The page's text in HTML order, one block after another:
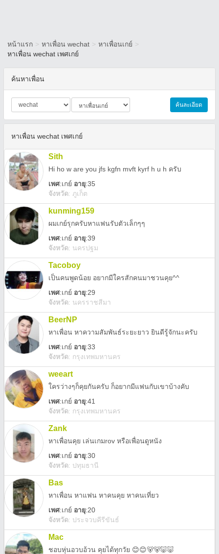
หน้าแรก > หาเพื่อน wechat > หาเพื่อนเกย์ >
หาเพื่อน wechat เพศเกย์
ค้นหาเพื่อน
ค้นละเอียด
หาเพื่อน wechat เพศเกย์
Sith
Hi ho w are you jfs kgfn mvft kyrf h u h ครับ
เพศ:เกย์ อายุ:35
จังหวัด: ภูเก็ต
kunming159
ผมเกย์รุกครับหาแฟนรับตัวเล็กๆๆ
เพศ:เกย์ อายุ:39
จังหวัด: นครปฐม
Tacoboy
เป็นคนพูดน้อย อยากมีใครสักคนมาชวนคุย^^
เพศ:เกย์ อายุ:29
จังหวัด: นครราชสีมา
BeerNP
หาเพื่อน หาความสัมพันธ์ระยะยาว ยินดีรู้จักนะครับ
เพศ:เกย์ อายุ:33
จังหวัด: กรุงเทพมหานคร
weeart
ใครว่างๆก็คุยกันครับ ก็อยากมีแฟนกับเขาบ้างคับ
เพศ:เกย์ อายุ:41
จังหวัด: กรุงเทพมหานคร
Zank
หาเพื่อนคุย เล่นเกมrov หรือเพื่อนดูหนัง
เพศ:เกย์ อายุ:30
จังหวัด: ปทุมธานี
Bas
หาเพื่อน หาแฟน หาคนคุย หาคนเที่ยว
เพศ:เกย์ อายุ:20
จังหวัด: ประจวบคีรีขันธ์
Mac
ชอบหุ่นอวบอ้วน คุยได้ทุกวัย 😊😊🐻🐻🐷🐷